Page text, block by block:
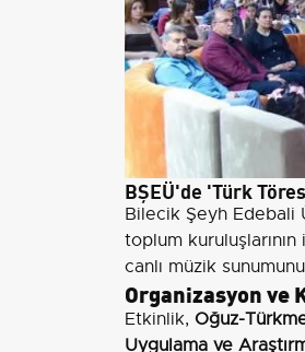
BŞEÜ'de 'Türk
Bilecik Şeyh Edebali
toplum
canlı müzik
Organizasyon ve
Etkinlik, Oğuz-
Uygulama ve